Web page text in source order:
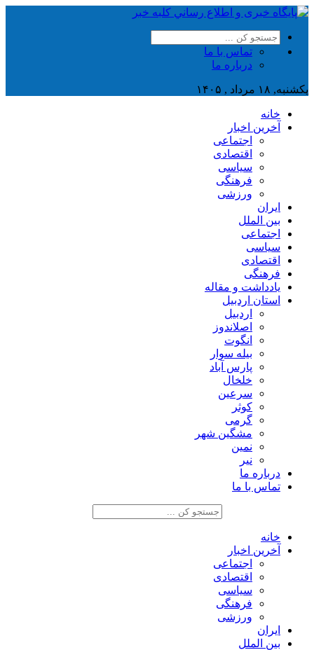
تماس با ما
درباره ما
یکشنبه, ۱۸ مرداد , ۱۴۰۵
خانه
آخرین اخبار
اجتماعی
اقتصادی
سیاسی
فرهنگی
ورزشی
ایران
بین الملل
اجتماعی
سیاسی
اقتصادی
فرهنگی
یادداشت و مقاله
استان اردبیل
اردبیل
اصلاندوز
انگوت
بیله سوار
پارس آباد
خلخال
سرعین
کوثر
گرمی
مشگین شهر
نمین
نیر
درباره ما
تماس با ما
خانه
آخرین اخبار
اجتماعی
اقتصادی
سیاسی
فرهنگی
ورزشی
ایران
بین الملل